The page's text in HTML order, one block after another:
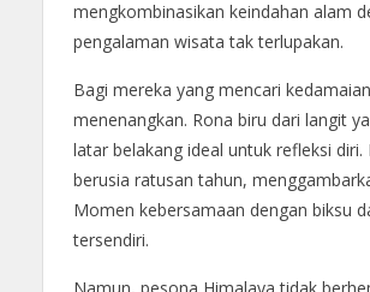
mengkombinasikan keindahan alam
pengalaman wisata tak terlupakan.
Bagi mereka yang mencari
menenangkan. Rona biru dari langit
latar belakang ideal untuk refleksi
berusia ratusan tahun,
Momen kebersamaan dengan biksu
tersendiri.